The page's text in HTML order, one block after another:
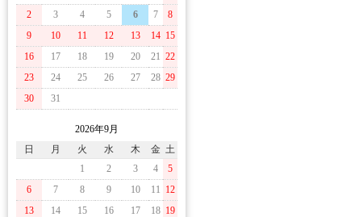
2
3 4 5 6 7
8
9
10 11 12 13 14 15
16
17 18 19 20 21 22
23
24 25 26 27 28 29
30
31
2026年9月
日
月 火 水 木 金 土
1
2 3 4
5
6
7 8 9 10 11 12
13
14 15 16 17 18 19